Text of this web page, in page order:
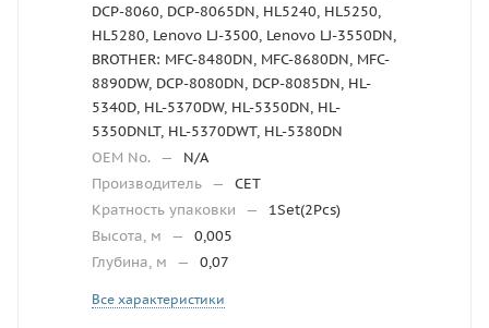
DCP-8060, DCP-8065DN, HL5240, HL5250,
HL5280, Lenovo LJ-3500, Lenovo LJ-3550DN,
BROTHER: MFC-8480DN, MFC-8680DN, MFC-
8890DW, DCP-8080DN, DCP-8085DN, HL-
5340D, HL-5370DW, HL-5350DN, HL-
5350DNLT, HL-5370DWT, HL-5380DN
OEM No.
—
N/A
Производитель —
CET
Кратность упаковки
—
1Set(2Pcs)
Высота, м
—
0,005
Глубина, м
— 0,07
Все характеристики